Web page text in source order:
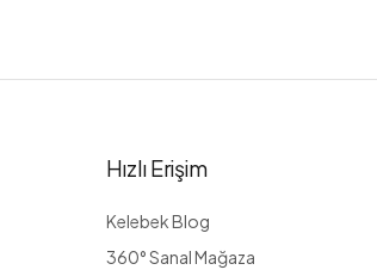
Hızlı Erişim
Kelebek Blog
360° Sanal Mağaza